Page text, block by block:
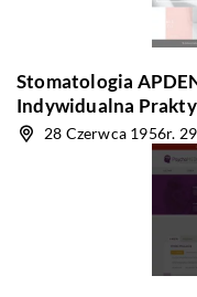
Stomatologia
Indywidualna Prakty
28 Czerwca 1956r.